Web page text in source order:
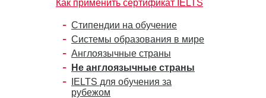
Как применить сертификат IELTS
Стипендии на обучение
Системы образования в мире
Англоязычные страны
Не англоязычные страны
IELTS для обучения за
рубежом